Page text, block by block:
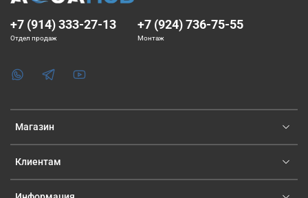
Магазин
Клиентам
+7 (914) 333-27-13
Отдел продаж
+7 (924) 736-75-55
Монтаж